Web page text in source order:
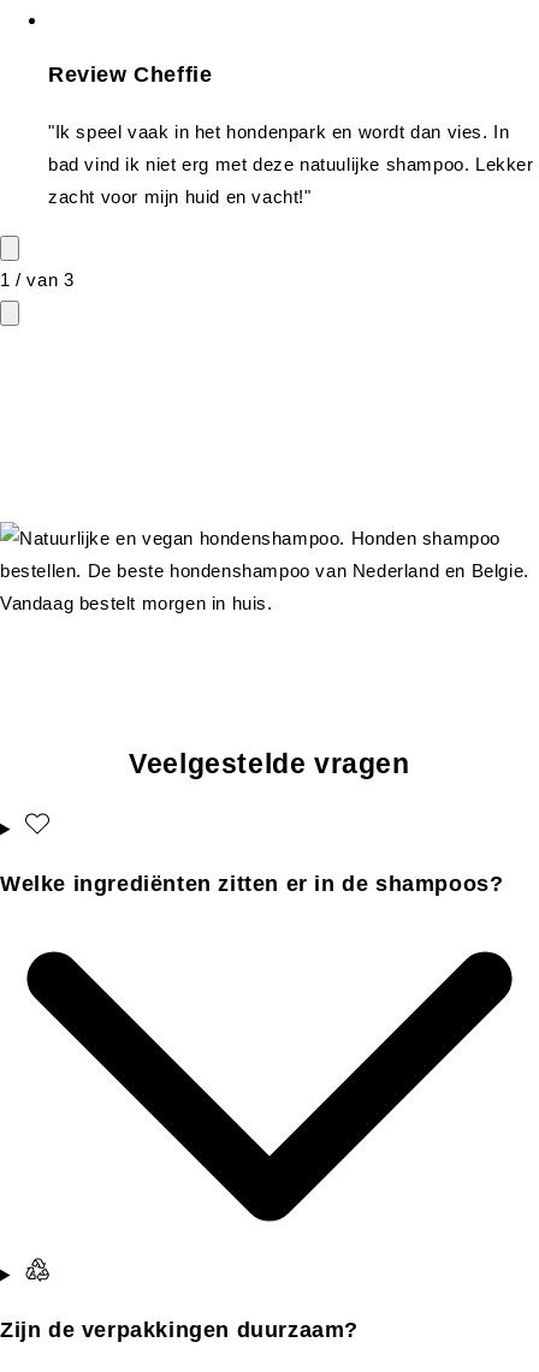
Review Cheffie
"Ik speel vaak in het hondenpark en wordt dan vies. In
bad vind ik niet erg met deze natuulijke shampoo. Lekker
zacht voor mijn huid en vacht!"
1 /van 3
Veelgestelde vragen
Welke ingrediënten zitten er in de shampoos?
Zijn de verpakkingen duurzaam?